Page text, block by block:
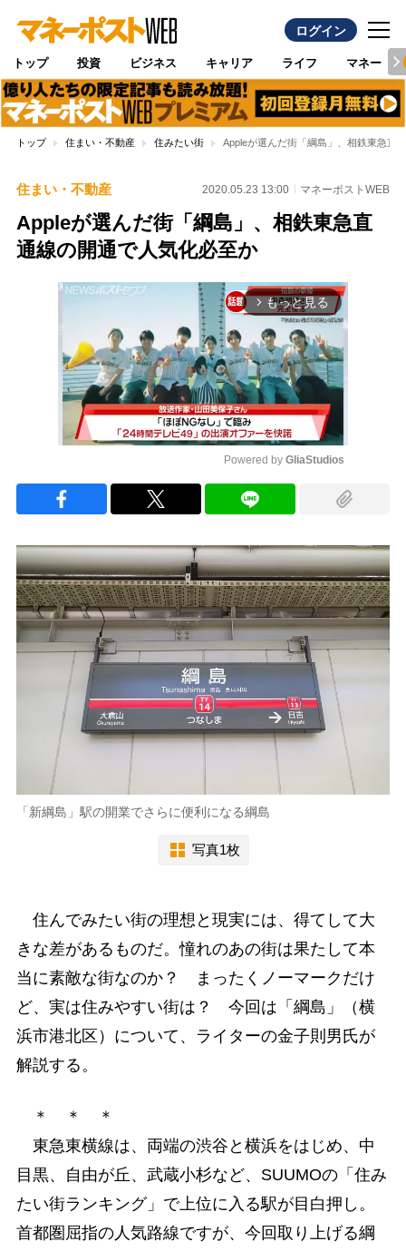
ログイン
トップ 投資 ビジネス キャリア ライフ マネー
トップ 住まい・不動産 住みたい街 Appleが選んだ街「綱島」、相鉄東急直
住まい・不動産 2020.05.23 13:00 マネーポストWEB
Appleが選んだ街「綱島」、相鉄東急直
通線の開通で人気化必至か
arrow_forward_ios もっと見る
Powered by GliaStudios
「新綱島」駅の開業でさらに便利になる綱島
写真1枚
住んでみたい街の理想と現実には、得てして大
きな差があるものだ。憧れのあの街は果たして本
当に素敵な街なのか？ まったくノーマークだけ
ど、実は住みやすい街は？ 今回は「綱島」（横
浜市港北区）について、ライターの金子則男氏が
解説する。
＊ ＊ ＊
東急東横線は、両端の渋谷と横浜をはじめ、中
目黒、自由が丘、武蔵小杉など、SUUMOの「住み
たい街ランキング」で上位に入る駅が目白押し。
首都圏屈指の人気路線ですが、今回取り上げる綱